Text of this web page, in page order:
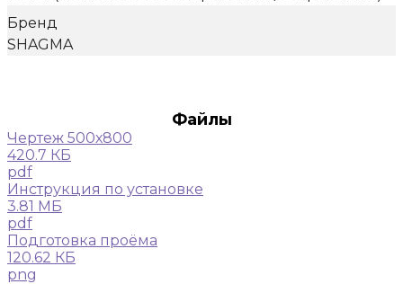
Бренд
SHAGMA
Файлы
Чертеж 500х800
420.7 КБ
pdf
Инструкция по установке
3.81 МБ
pdf
Подготовка проёма
120.62 КБ
png